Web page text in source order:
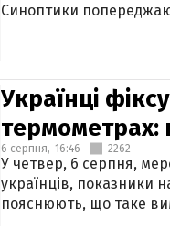
Синоптики
Українці
термометрах:
6 серпня, 16:46 2262
У четвер, 6 серпня,
українців, показники
пояснюють, що таке